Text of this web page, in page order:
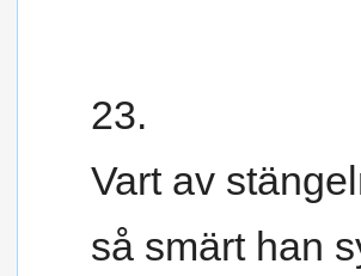
23.
Vart av
så smärt han